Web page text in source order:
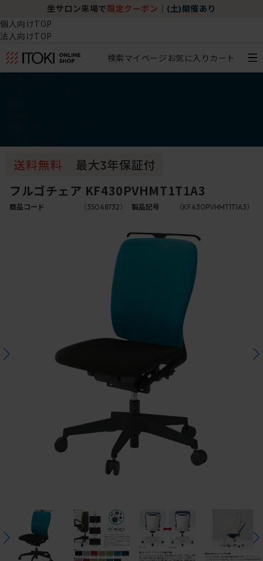
坐サロン来場で 限定クーポン (土)開催あり
個人向けTOP
法人向けTOP
検索マイページ お気に入り カート
フルゴチェア KF430PVHMT1T1A3
商品コード （35048732） 製品記号 （KF430PVHMT1T1A3）